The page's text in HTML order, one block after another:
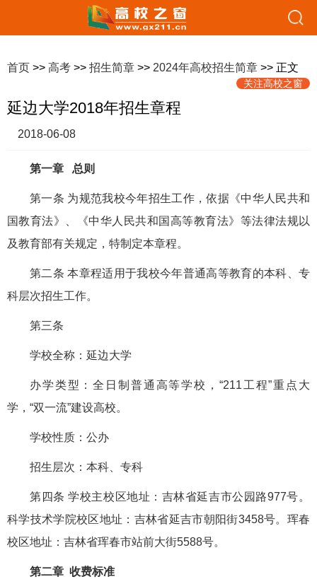
首页 >> 高考 >> 招生简章 >> 2024年高校招生简章 >> 正文
关注高校之窗
延边大学2018年招生章程
2018-06-08
第一章 总则
第一条 为规范我校今年招生工作，依据《中华人民共和
国教育法》、《中华人民共和国高等教育法》等法律法规以
及教育部有关规定，特制定本章程。
第二条 本章程适用于我校今年普通高等教育的本科、专
科层次招生工作。
第三条
学校全称：延边大学
办学类型：全日制普通高等学校，“211工程”重点大
学，“双一流”建设高校。
学校性质：公办
招生层次：本科、专科
第四条 学校主校区地址：吉林省延吉市公园路977号。
科学技术学院校区地址：吉林省延吉市朝阳街3458号。珲春
校区地址：吉林省珲春市站前大街5588号。
第二章 收费标准